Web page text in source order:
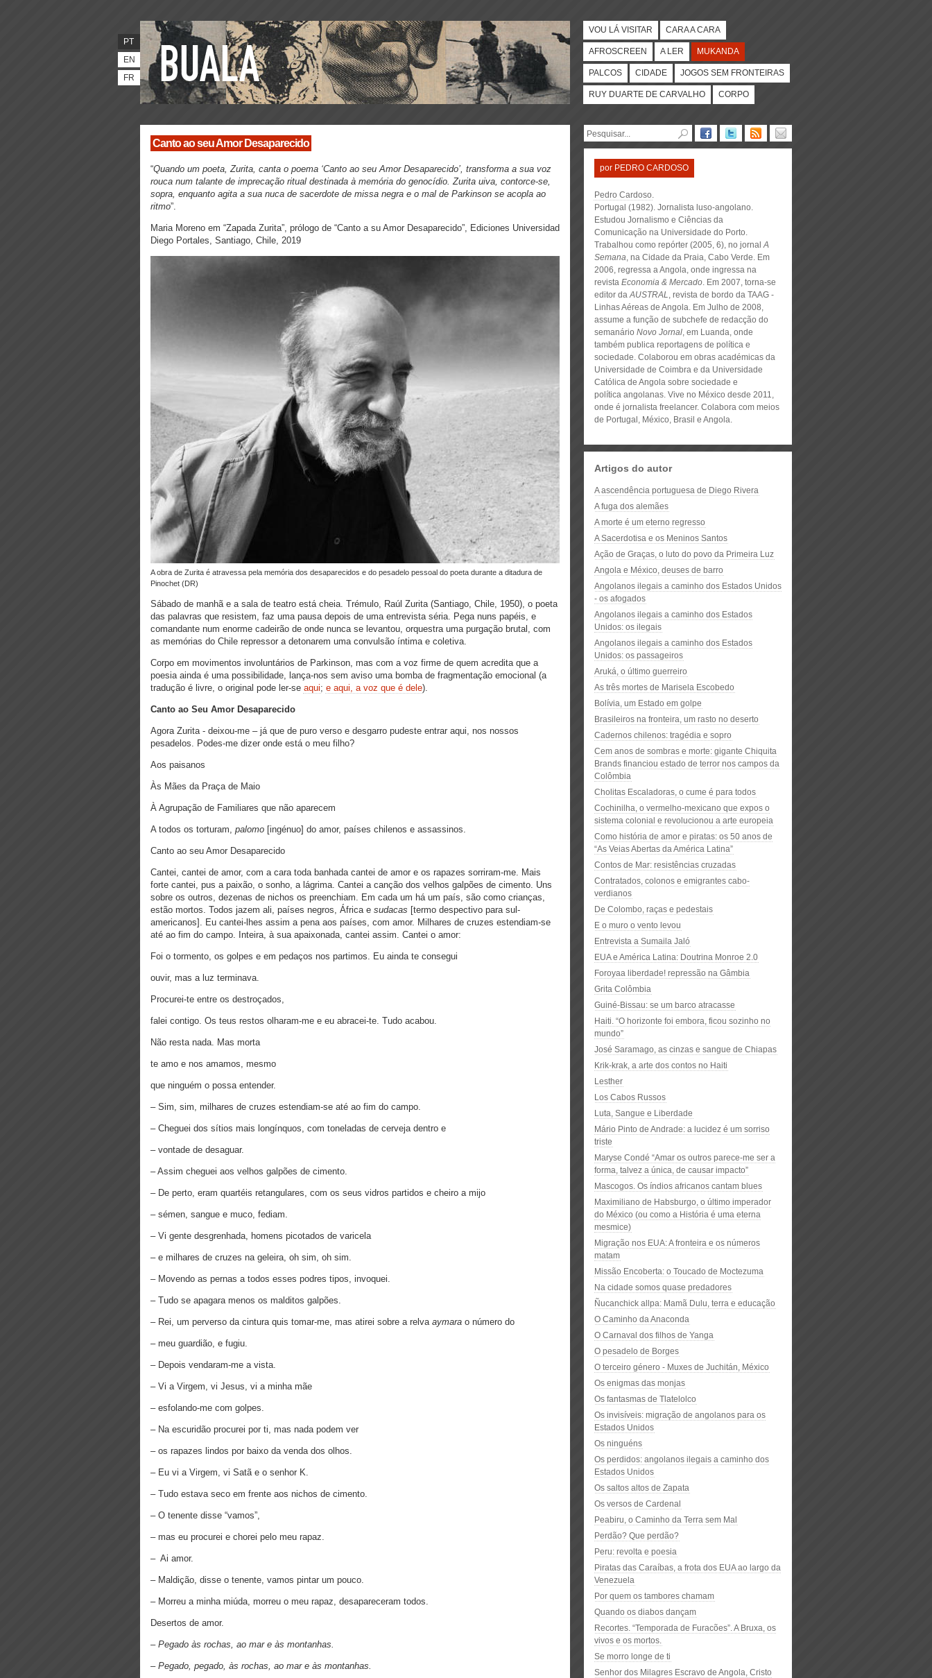
PT
EN
FR
VOU LÁ VISITAR CARA A CARA
AFROSCREEN A LER MUKANDA
PALCOS CIDADE JOGOS SEM FRONTEIRAS
RUY DUARTE DE CARVALHO CORPO
Canto ao seu Amor Desaparecido
“Quando um poeta, Zurita, canta o poema ‘Canto ao seu Amor Desaparecido’, transforma a sua voz
rouca num talante de imprecação ritual destinada à memória do genocídio. Zurita uiva, contorce-se,
sopra, enquanto agita a sua nuca de sacerdote de missa negra e o mal de Parkinson se acopla ao
ritmo”.
Maria Moreno em “Zapada Zurita”, prólogo de “Canto a su Amor Desaparecido”, Ediciones Universidad
Diego Portales, Santiago, Chile, 2019
A obra de Zurita é atravessa pela memória dos desaparecidos e do pesadelo pessoal do poeta durante a ditadura de
Pinochet (DR)
Sábado de manhã e a sala de teatro está cheia. Trémulo, Raúl Zurita (Santiago, Chile, 1950), o poeta
das palavras que resistem, faz uma pausa depois de uma entrevista séria. Pega nuns papéis, e
comandante num enorme cadeirão de onde nunca se levantou, orquestra uma purgação brutal, com
as memórias do Chile repressor a detonarem uma convulsão íntima e coletiva.
Corpo em movimentos involuntários de Parkinson, mas com a voz firme de quem acredita que a
poesia ainda é uma possibilidade, lança-nos sem aviso uma bomba de fragmentação emocional (a
tradução é livre, o original pode ler-se aqui; e aqui, a voz que é dele).
Canto ao Seu Amor Desaparecido
Agora Zurita - deixou-me – já que de puro verso e desgarro pudeste entrar aqui, nos nossos
pesadelos. Podes-me dizer onde está o meu filho?
Aos paisanos
Às Mães da Praça de Maio
À Agrupação de Familiares que não aparecem
A todos os torturam, palomo [ingénuo] do amor, países chilenos e assassinos.
Canto ao seu Amor Desaparecido
Cantei, cantei de amor, com a cara toda banhada cantei de amor e os rapazes sorriram-me. Mais
forte cantei, pus a paixão, o sonho, a lágrima. Cantei a canção dos velhos galpões de cimento. Uns
sobre os outros, dezenas de nichos os preenchiam. Em cada um há um país, são como crianças,
estão mortos. Todos jazem ali, países negros, África e sudacas [termo despectivo para sul-
americanos]. Eu cantei-lhes assim a pena aos países, com amor. Milhares de cruzes estendiam-se
até ao fim do campo. Inteira, à sua apaixonada, cantei assim. Cantei o amor:
Foi o tormento, os golpes e em pedaços nos partimos. Eu ainda te consegui
ouvir, mas a luz terminava.
Procurei-te entre os destroçados,
falei contigo. Os teus restos olharam-me e eu abracei-te. Tudo acabou.
Não resta nada. Mas morta
te amo e nos amamos, mesmo
que ninguém o possa entender.
– Sim, sim, milhares de cruzes estendiam-se até ao fim do campo.
– Cheguei dos sítios mais longínquos, com toneladas de cerveja dentro e
– vontade de desaguar.
– Assim cheguei aos velhos galpões de cimento.
– De perto, eram quartéis retangulares, com os seus vidros partidos e cheiro a mijo
– sémen, sangue e muco, fediam.
– Vi gente desgrenhada, homens picotados de varicela
– e milhares de cruzes na geleira, oh sim, oh sim.
– Movendo as pernas a todos esses podres tipos, invoquei.
– Tudo se apagara menos os malditos galpões.
– Rei, um perverso da cintura quis tomar-me, mas atirei sobre a relva aymara o número do
– meu guardião, e fugiu.
– Depois vendaram-me a vista.
– Vi a Virgem, vi Jesus, vi a minha mãe
– esfolando-me com golpes.
– Na escuridão procurei por ti, mas nada podem ver
– os rapazes lindos por baixo da venda dos olhos.
– Eu vi a Virgem, vi Satã e o senhor K.
– Tudo estava seco em frente aos nichos de cimento.
– O tenente disse “vamos”,
– mas eu procurei e chorei pelo meu rapaz.
– Ai amor.
– Maldição, disse o tenente, vamos pintar um pouco.
– Morreu a minha miúda, morreu o meu rapaz, desapareceram todos.
Desertos de amor.
– Pegado às rochas, ao mar e às montanhas.
–Pegado, pegado, às rochas, ao mar e às montanhas.
por PEDRO CARDOSO
Pedro Cardoso.
Portugal (1982). Jornalista luso-angolano.
Estudou Jornalismo e Ciências da
Comunicação na Universidade do Porto.
Trabalhou como repórter (2005, 6), no jornalA
Semana, na Cidade da Praia, Cabo Verde. Em
2006, regressa a Angola, onde ingressa na
revista Economia & Mercado. Em 2007, torna-se
editor daAUSTRAL, revista de bordo da TAAG -
Linhas Aéreas de Angola. Em Julho de 2008,
assume a função de subchefe de redacção do
semanário Novo Jornal, em Luanda, onde
também publica reportagens de política e
sociedade. Colaborou em obras académicas da
Universidade de Coimbra e da Universidade
Católica de Angola sobre sociedade e
política angolanas. Vive no México desde 2011,
onde é jornalista freelancer. Colabora com meios
de Portugal, México, Brasil e Angola.
Artigos do autor
A ascendência portuguesa de Diego Rivera
A fuga dos alemães
A morte é um eterno regresso
A Sacerdotisa e os Meninos Santos
Ação de Graças, o luto do povo da Primeira Luz
Angola e México, deuses de barro
Angolanos ilegais a caminho dos Estados Unidos
- os afogados
Angolanos ilegais a caminho dos Estados
Unidos: os ilegais
Angolanos ilegais a caminho dos Estados
Unidos: os passageiros
Aruká, o último guerreiro
As três mortes de Marisela Escobedo
Bolívia, um Estado em golpe
Brasileiros na fronteira, um rasto no deserto
Cadernos chilenos: tragédia e sopro
Cem anos de sombras e morte: gigante Chiquita
Brands financiou estado de terror nos campos da
Colômbia
Cholitas Escaladoras, o cume é para todos
Cochinilha, o vermelho-mexicano que expos o
sistema colonial e revolucionou a arte europeia
Como história de amor e piratas: os 50 anos de
“As Veias Abertas da América Latina”
Contos de Mar: resistências cruzadas
Contratados, colonos e emigrantes cabo-
verdianos
De Colombo, raças e pedestais
E o muro o vento levou
Entrevista a Sumaila Jaló
EUA e América Latina: Doutrina Monroe 2.0
Foroyaa liberdade! repressão na Gâmbia
Grita Colômbia
Guiné-Bissau: se um barco atracasse
Haiti. “O horizonte foi embora, ficou sozinho no
mundo”
José Saramago, as cinzas e sangue de Chiapas
Krik-krak, a arte dos contos no Haiti
Lesther
Los Cabos Russos
Luta, Sangue e Liberdade
Mário Pinto de Andrade: a lucidez é um sorriso
triste
Maryse Condé “Amar os outros parece-me ser a
forma, talvez a única, de causar impacto”
Mascogos. Os índios africanos cantam blues
Maximiliano de Habsburgo, o último imperador
do México (ou como a História é uma eterna
mesmice)
Migração nos EUA: A fronteira e os números
matam
Missão Encoberta: o Toucado de Moctezuma
Na cidade somos quase predadores
Ñucanchick allpa: Mamã Dulu, terra e educação
O Caminho da Anaconda
O Carnaval dos filhos de Yanga
O pesadelo de Borges
O terceiro género - Muxes de Juchitán, México
Os enigmas das monjas
Os fantasmas de Tlatelolco
Os invisíveis: migração de angolanos para os
Estados Unidos
Os ninguéns
Os perdidos: angolanos ilegais a caminho dos
Estados Unidos
Os saltos altos de Zapata
Os versos de Cardenal
Peabiru, o Caminho da Terra sem Mal
Perdão? Que perdão?
Peru: revolta e poesia
Piratas das Caraíbas, a frota dos EUA ao largo da
Venezuela
Por quem os tambores chamam
Quando os diabos dançam
Recortes. “Temporada de Furacões”. A Bruxa, os
vivos e os mortos.
Se morro longe de ti
Senhor dos Milagres Escravo de Angola, Cristo